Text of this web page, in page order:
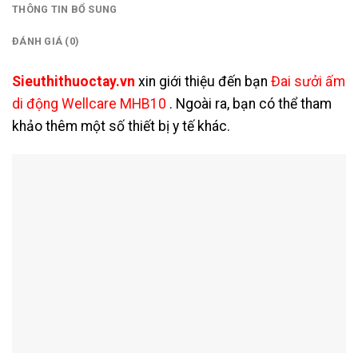
THÔNG TIN BỔ SUNG
ĐÁNH GIÁ (0)
Sieuthithuoctay.vn xin giới thiệu đến bạn Đai sưởi ấm
di động Wellcare MHB10 . Ngoài ra, bạn có thể tham
khảo thêm một số thiết bị y tế khác.